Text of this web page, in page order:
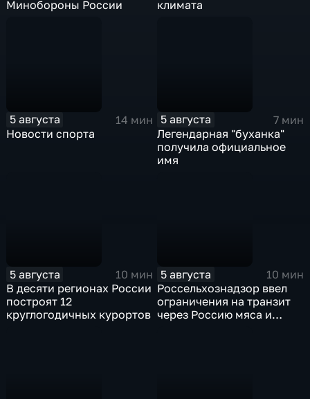
Минобороны России
климата
5 августа
14 мин
Новости спорта
5 августа
7 мин
Легендарная "буханка"
получила официальное
имя
5 августа
10 мин
В десяти регионах России
построят 12
круглогодичных курортов
5 августа
10 мин
Россельхознадзор ввел
ограничения на транзит
через Россию мяса и